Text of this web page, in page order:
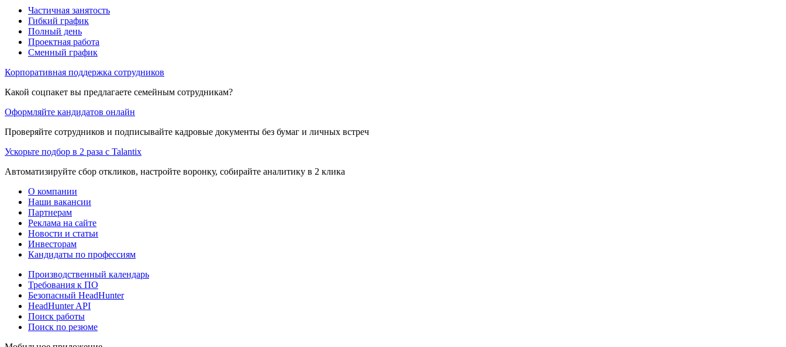
Частичная занятость
Гибкий график
Полный день
Проектная работа
Сменный график
Корпоративная поддержка сотрудников
Какой соцпакет вы предлагаете семейным сотрудникам?
Оформляйте кандидатов онлайн
Проверяйте сотрудников и подписывайте кадровые документы без бумаг и личных встреч
Ускорьте подбор в 2 раза с Talantix
Автоматизируйте сбор откликов, настройте воронку, собирайте аналитику в 2 клика
О компании
Наши вакансии
Партнерам
Реклама на сайте
Новости и статьи
Инвесторам
Кандидаты по профессиям
Производственный календарь
Требования к ПО
Безопасный HeadHunter
HeadHunter API
Поиск работы
Поиск по резюме